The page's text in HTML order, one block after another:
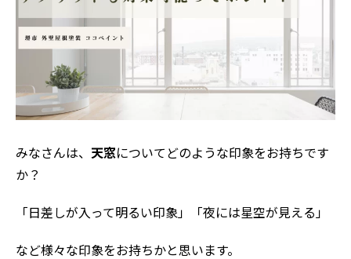
みなさんは、 天窓についてどのような印象をお持ちです
か？
「日差しが入って明るい印象」「夜には星空が見える」
など様々な印象をお持ちかと思います。